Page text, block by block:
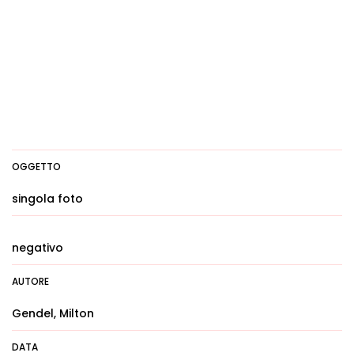
OGGETTO
singola foto
negativo
AUTORE
Gendel, Milton
DATA